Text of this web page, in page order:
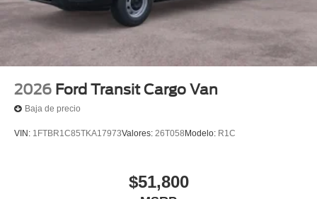
2026 Ford Transit Cargo Van
Baja de precio
VIN: 1FTBR1C85TKA17973Valores: 26T058Modelo: R1C
$51,800